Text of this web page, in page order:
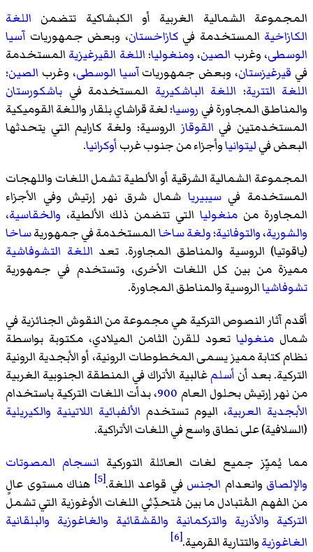
المجموعة الشمالية الغربية أو الكبشاكية تتضمن اللغة
الكازاخية المستخدمة فيكازاخستان، وبعض جمهوريات آسيا
الوسطى، وغرب الصين، ومنغوليا؛ اللغة القيرغيزية المستخدمة
في قيرغيزستان، وبعض جمهورياتآسيا الوسطى، وغرب الصين؛
اللغة التترية؛ اللغة الباشكيرية المستخدمة في باشكورستان
والمناطق المجاورة في روسيا؛لغة قراشاي بلقار واللغة القوميكية
المستخدمتين في القوقاز الروسية؛ ولغة كارايم التي يتحدثها
البعض فيليتوانياوأجزاء من جنوب غربأوكرانيا.
المجموعة الشمالية الشرقية أو الألطية تشمل اللغات واللهجات
المستخدمة فيسيبيريا شمال شرقنهر إرتيش وفي الأجزاء
المجاورة من منغوليا التي تتضمن ذلك الألطية، والخقاسية،
والشورية،والتوفانية؛ولغة ساخاالمستخدمة في جمهوريةساخا
(ياقوتيا) الروسية والمناطق المجاورة. تعد اللغة التشوفاشية
مميزة من بين كل اللغات الأخرى، وتستخدم في جمهورية
تشوفاشياالروسية والمناطق المجاورة.
أقدم آثار النصوص التركية هي مجموعة من النقوش الجنائزية في
شمال منغولياتعود للقرن الثامن الميلادي، مكتوبة بواسطة
نظام كتابة مميز يسمى المخطوطات الرونية، أو الأبجدية الرونية
التركية. بعد أن أسلمغالبية الأتراك في المنطقة الجنوبية الغربية
من نهر إرتيش بحلول العام 900، بدأت اللغات التركية باستخدام
الأبجدية العربية، اليوم تستخدم الألفبائية اللاتينية والكيريلية
(السلافية) على نطاق واسع في اللغات الأتراكية.
مما يُميِّز جميع لغات العائلة التوركية انسجام المصوتات
والإلصاق وانعدام الجنس في قواعد اللغة.[5]
هناك مستوى عالٍ
من الفهم المُتبادل ما بين مُتحدِّثي اللغات الأوغوزية التي تشمل
التركية والأذرية والتركمانية والقشقائية والغاغوزية والبلقانية
الغاغوزيةوالتتارية القرمية.
[6]